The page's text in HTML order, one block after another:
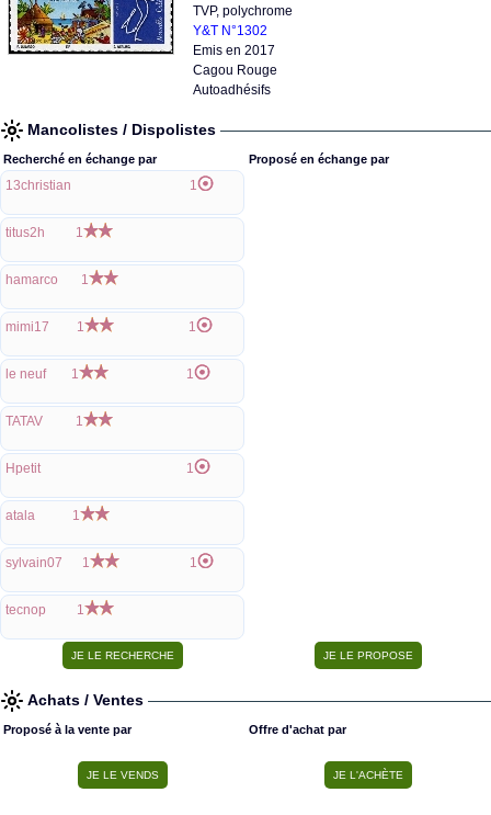
TVP, polychrome
Y&T N°1302
Emis en 2017
Cagou Rouge
Autoadhésifs
Mancolistes / Dispolistes
Recherché en échange par
13christian 1
titus2h 1
hamarco 1
mimi17 1 1
le neuf 1 1
TATAV 1
Hpetit 1
atala 1
sylvain07 1 1
tecnop 1
Proposé en échange par
Achats / Ventes
Proposé à la vente par Offre d'achat par